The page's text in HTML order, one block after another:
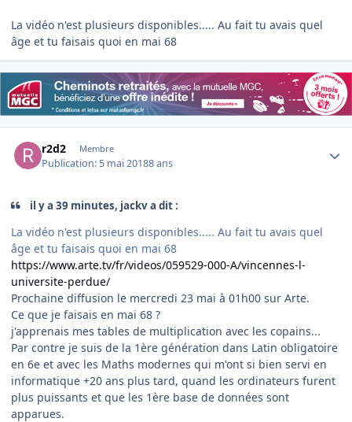
La vidéo n'est plusieurs disponibles..... Au fait tu avais quel
âge et tu faisais quoi en mai 68
r2d2 Membre
Publication: 5 mai 20188 ans
il y a 39 minutes, jackv a dit :
La vidéo n'est plusieurs disponibles..... Au fait tu avais quel
âge et tu faisais quoi en mai 68
https://www.arte.tv/fr/videos/059529-000-A/vincennes-l-
universite-perdue/
Prochaine diffusion le mercredi 23 mai à 01h00 sur Arte.
Ce que je faisais en mai 68 ?
j'apprenais mes tables de multiplication avec les copains...
Par contre je suis de la 1ère génération dans Latin obligatoire
en 6e et avec les Maths modernes qui m'ont si bien servi en
informatique +20 ans plus tard, quand les ordinateurs furent
plus puissants et que les 1ère base de données sont
apparues.